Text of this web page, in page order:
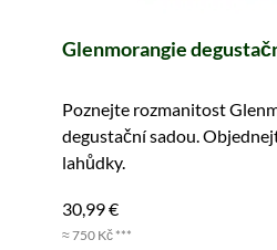
Glenmorangie
Poznejte rozmanitost
degustační sadou.
lahůdky.
30,99 €
≈ 750 Kč ***